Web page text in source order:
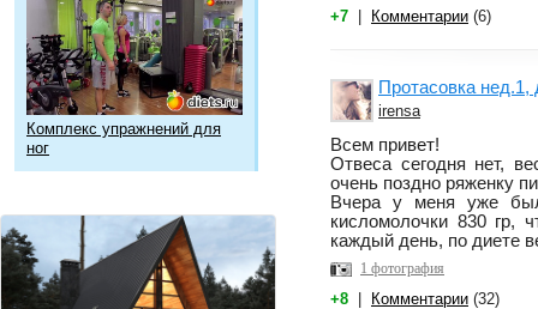
+7 Комментарии (6)
Протасовка нед.1,
irensa
Всем привет!
Отвеса сегодня нет,
очень поздно ряженку
Вчера у меня уже
кисломолочки 830 гр,
каждый день, по диете
1 фотография
+8 Комментарии (32)
Комплекс упражнений для
ног